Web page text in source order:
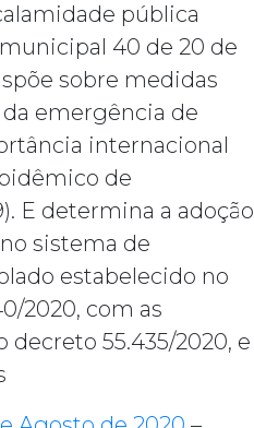
pública
40 de 20 de
sobre medidas
emergência de
internacional
de
E determina a adoção
sistema de
estabelecido no
2020, com as
decreto 55.435/2020, e